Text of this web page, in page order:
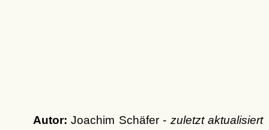
Autor: Joachim Schäfer - zuletzt aktualisiert